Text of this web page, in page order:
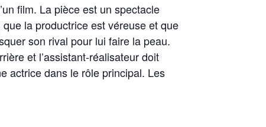
film. La pièce est un spectacle
la productrice est véreuse et que
son rival pour lui faire la peau.
et l’assistant-réalisateur doit
actrice dans le rôle principal. Les